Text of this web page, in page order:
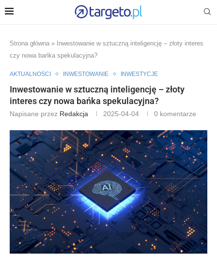
Strona główna » Inwestowanie w sztuczną inteligencję – złoty interes
czy nowa bańka spekulacyjna?
AKTUALNOŚCI INWESTOWANIE INWESTYCJE
Inwestowanie w sztuczną inteligencję – złoty
interes czy nowa bańka spekulacyjna?
Napisane przez Redakcja 2025-04-04 0 komentarze